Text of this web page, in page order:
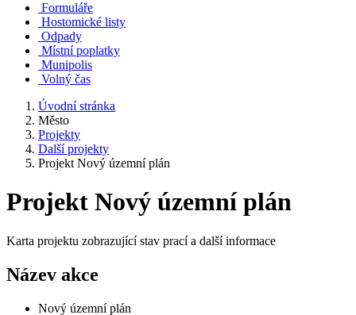
Formuláře
Hostomické listy
Odpady
Místní poplatky
Munipolis
Volný čas
Úvodní stránka
Město
Projekty
Další projekty
Projekt Nový územní plán
Projekt Nový územní plán
Karta projektu zobrazující stav prací a další informace
Název akce
Nový územní plán